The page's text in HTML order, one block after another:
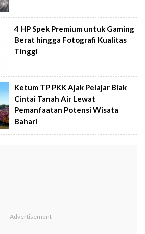
4 HP Spek Premium untuk Gaming
Berat hingga Fotografi Kualitas
Tinggi
Ketum TP PKK Ajak Pelajar Biak
Cintai Tanah Air Lewat
Pemanfaatan Potensi Wisata
Bahari